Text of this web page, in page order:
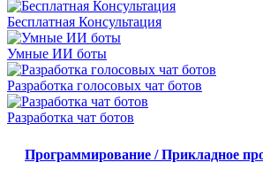
Бесплатная Консультация
Умные ИИ боты
Разработка голосовых чат ботов
Разработка чат ботов
Программирование / Прикладное